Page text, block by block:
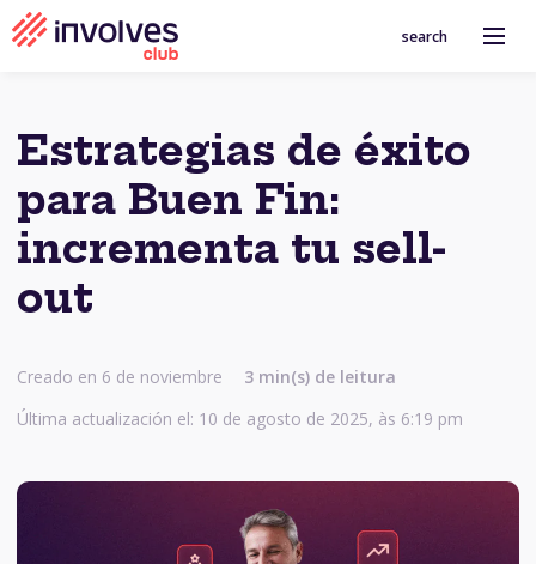
search
Estrategias de éxito
para Buen Fin:
incrementa tu sell-
out
Creado en 6 de noviembre
3 min(s) de leitura
Última actualización el: 10 de agosto de 2025, às 6:19 pm